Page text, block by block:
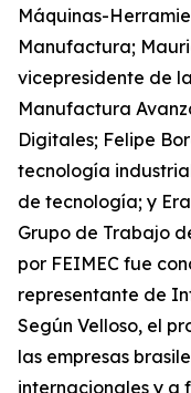
Máquinas-
Manufactura;
vicepresidente de
Manufactura
Digitales; Felipe
tecnología
de tecnología; y
Grupo de Trabajo
por FEIMEC fue
representante de
Según Velloso, el
las empresas
internacionales y a